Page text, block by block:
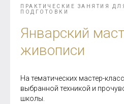
ПРАКТИЧЕСКИЕ ЗАНЯТИЯ
ПОДГОТОВКИ
Январский
живописи
На тематических мастер-
выбранной техникой и
школы.